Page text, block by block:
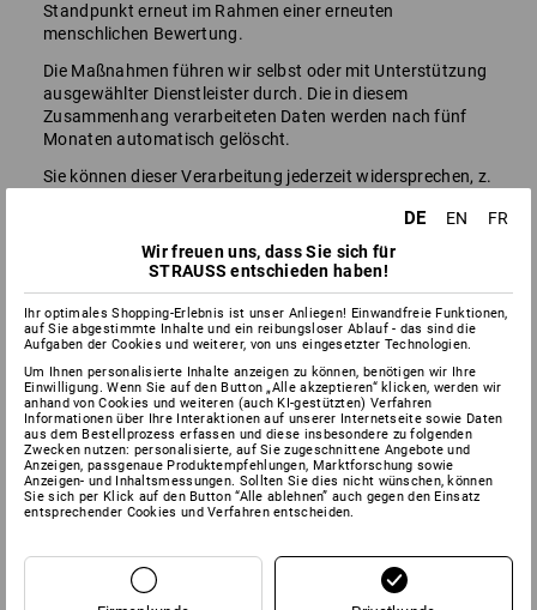
Standpunkt erneut im Rahmen einer erneuten
menschlichen Bewertung.
Die Maßnahmen führen wir selbst oder mit Unterstützung
ausgewählter Dienstleister durch. Die in diesem
Zusammenhang verarbeiteten Daten werden nach fünf
Monaten automatisch gelöscht.
Sie können dieser Verarbeitung jederzeit widersprechen, z.
Strauss Deutschland GmbH & Co. KG
Frankfurter Straße 98-108
63599 Biebergemünd
4.5 | Nutzung allgemeiner Dienste und Funktionen
Wenn Sie Funktionen und Dienste auf unserer Website
nutzen, verarbeiten wir die hierfür erforderlichen
personenbezogenen Daten, um Ihnen die jeweilige
Serviceleistung bereitzustellen und zu ermöglichen (z. B.
die Nutzung eines
Produkte mit einem Unternehmenslogo versehen werden
können). Welche Daten konkret verarbeitet werden, hängt
DE EN
FR
Wir freuen uns, dass Sie sich für
STRAUSS entschieden haben!
Ihr optimales Shopping-Erlebnis ist unser Anliegen! Einwandfreie Funktionen,
auf Sie abgestimmte Inhalte und ein reibungsloser Ablauf - das sind die
Aufgaben der Cookies und weiterer, von uns eingesetzter Technologien.
Um Ihnen personalisierte Inhalte anzeigen zu können, benötigen wir Ihre
Einwilligung. Wenn Sie auf den Button „Alle akzeptieren“ klicken, werden wir
anhand von Cookies und weiteren (auch KI-gestützten) Verfahren
Informationen über Ihre Interaktionen auf unserer Internetseite sowie Daten
aus dem Bestellprozess erfassen und diese insbesondere zu folgenden
Zwecken nutzen: personalisierte, auf Sie zugeschnittene Angebote und
Anzeigen, passgenaue Produktempfehlungen, Marktforschung sowie
Anzeigen- und Inhaltsmessungen. Sollten Sie dies nicht wünschen, können
Sie sich per Klick auf den Button “Alle ablehnen” auch gegen den Einsatz
entsprechender Cookies und Verfahren entscheiden.